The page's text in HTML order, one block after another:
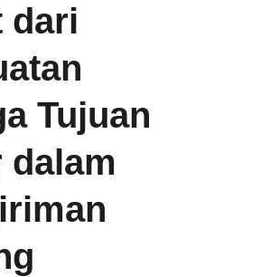
dari
Tujuan